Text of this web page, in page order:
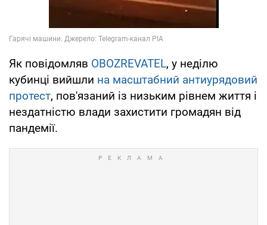
Як повідомляв OBOZREVATEL, у неділю
кубинці вийшли на масштабний антиурядовий
протест, пов'язаний із низьким рівнем життя і
нездатністю влади захистити громадян від
пандемії.